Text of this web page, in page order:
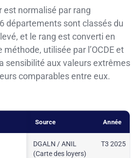
est normalisé par rang
départements sont classés du
et le rang est converti en
utilisée par l’OCDE et
sensibilité aux valeurs extrêmes
comparables entre eux.
Source Année
DGALN / ANIL
(Carte des loyers)
T3 2025